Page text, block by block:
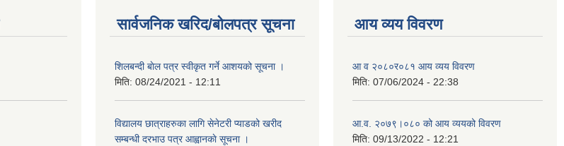
सार्वजनिक खरिद/बोलपत्र सूचना
शिलबन्दी बाेल पत्र स्वीकृत गर्ने आशयको सूचना ।
मिति: 08/24/2021 - 12:11
विद्यालय छात्राहरुका लागि सेनेटरी प्याडको खरीद
सम्बन्धी दरभाउ पत्र आह्वानकाे सूचना ।
आय व्यय विवरण
आ व २०८०र०८१ आय व्यय विवरण
मिति: 07/06/2024 - 22:38
आ.व. २०७९।०८० को आय व्ययको विवरण
मिति: 09/13/2022 - 12:21